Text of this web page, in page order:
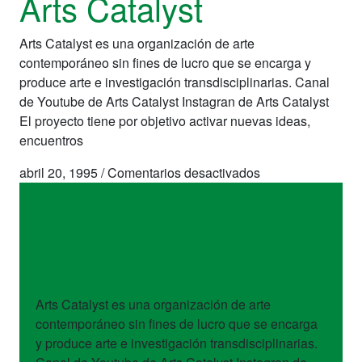
Arts Catalyst es una organización de arte
contemporáneo sin fines de lucro que se encarga y
produce arte e investigación transdisciplinarias. Canal
de Youtube de Arts Catalyst Instagran de Arts Catalyst
El proyecto tiene por objetivo activar nuevas ideas,
encuentros
abril 20, 1995/Comentarios desactivadosen
Arts Catalyst es una organización de arte
contemporáneo sin fines de lucro que se encarga
y produce arte e investigación transdisciplinarias.